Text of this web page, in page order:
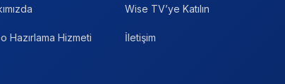
Hazırlama Hizmeti
Wise TV’ye Katılın
İletişim